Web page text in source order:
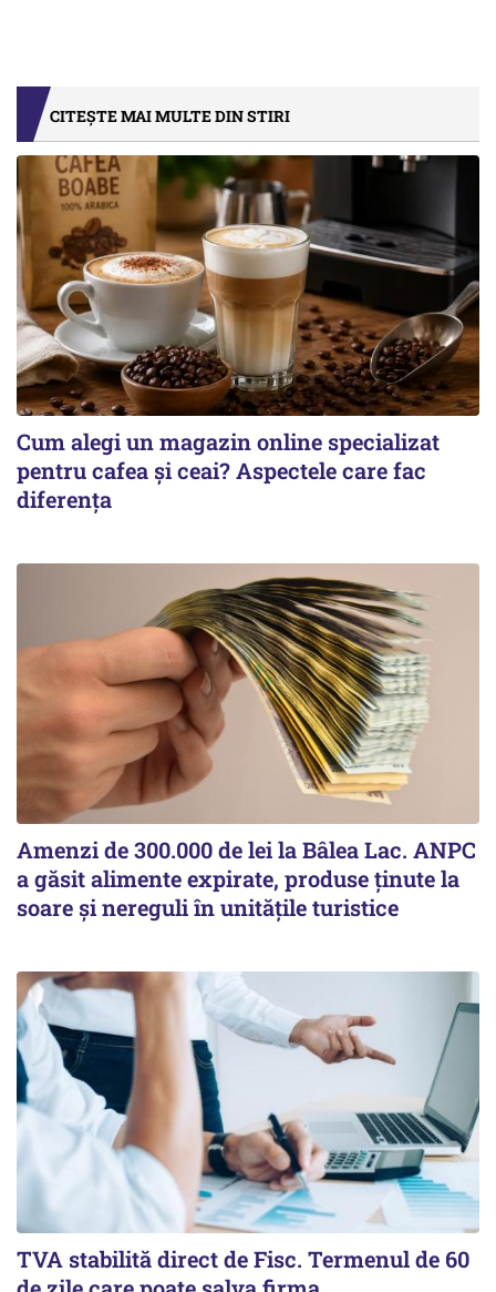
CITEȘTE MAI MULTE DIN STIRI
Cum alegi un magazin online specializat
pentru cafea și ceai? Aspectele care fac
diferența
Amenzi de 300.000 de lei la Bâlea Lac. ANPC
a găsit alimente expirate, produse ținute la
soare și nereguli în unitățile turistice
TVA stabilită direct de Fisc. Termenul de 60